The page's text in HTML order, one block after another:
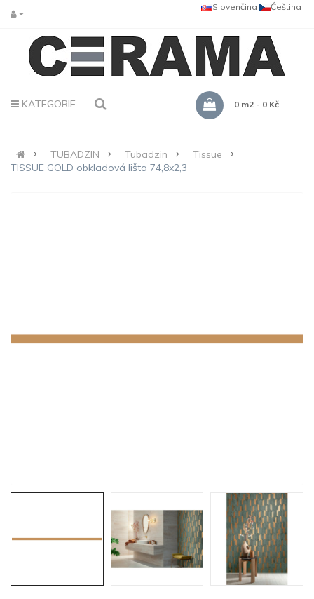
Čeština
Slovenčina
KATEGORIE 0 m2 - 0 Kč
TUBADZIN Tubadzin
Tissue
TISSUE GOLD obkladová lišta 74,8x2,3